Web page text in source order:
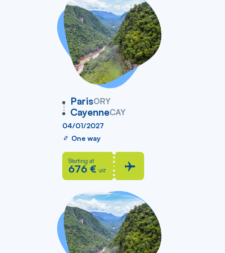
ParisORY
vers
CayenneCAY
04/01/2027
One way
Starting at
676 € VAT